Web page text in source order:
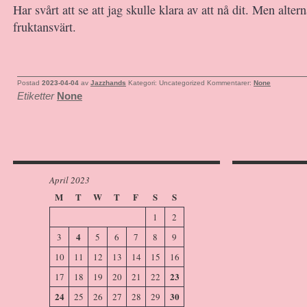
Har svårt att se att jag skulle klara av att nå dit. Men
fruktansvärt.
Postad 2023-04-04 av Jazzhands Kategori: Uncategorized Kommentarer: None
Etiketter None
April 2023
M T W T F S S
1
2
3
4 5 6 7 8
9
10
11 12 13 14 15
16
17
18 19 20 21 22
23
24
25 26 27 28 29
30